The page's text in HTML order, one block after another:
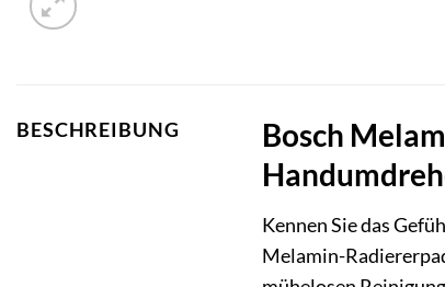
BESCHREIBUNG
Bosch
Kennen Sie das
Melamin-